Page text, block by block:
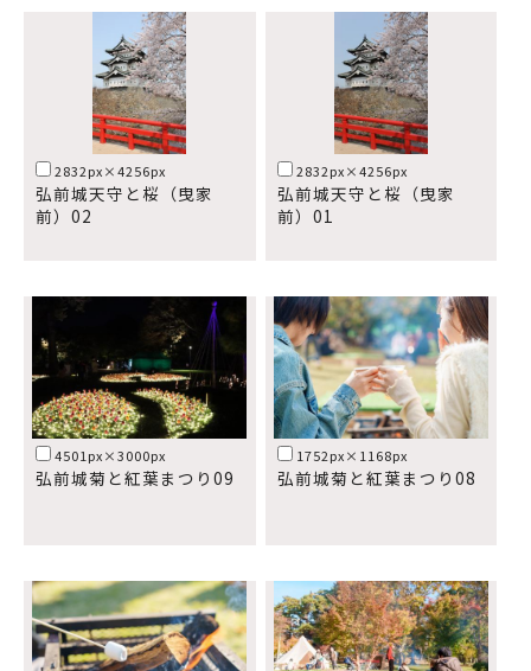
2832px×4256px
弘前城天守と桜（曳家
前）02
2832px×4256px
弘前城天守と桜（曳家
前）01
4501px×3000px
弘前城菊と紅葉まつり09
1752px×1168px
弘前城菊と紅葉まつり08